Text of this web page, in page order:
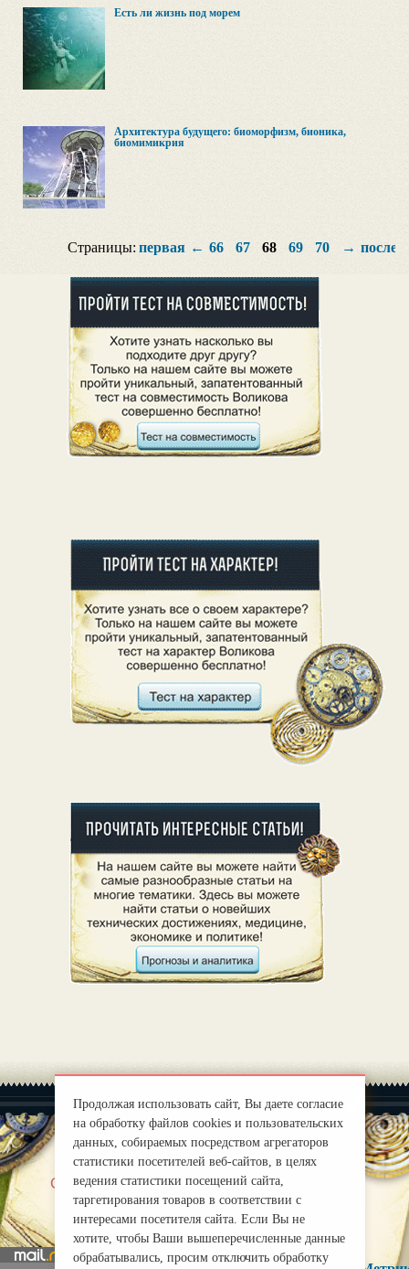
Есть ли жизнь под морем
Архитектура будущего: биоморфизм, бионика,
биомимикрия
Страницы: первая ← 66 67 68 69 70 →
О нас |
mirprognoz@mail.ru
Продолжая использовать сайт, Вы даете согласие
на обработку файлов cookies и пользовательских
данных, собираемых посредством агрегаторов
статистики посетителей веб-сайтов, в целях
ведения статистики посещений сайта,
таргетирования товаров в соответствии с
интересами посетителя сайта. Если Вы не
хотите, чтобы Ваши вышеперечисленные данные
обрабатывались, просим отключить обработку